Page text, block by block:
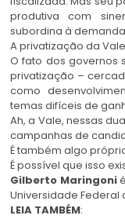
produtiva com
subordina à
A privatização da
O fato dos governos
privatização –
como
temas difíceis de
Ah, a Vale, nessas
campanhas de
É também algo
É possível que isso
Gilberto Maringoni
Universidade Federal
LEIA TAMBÉM: